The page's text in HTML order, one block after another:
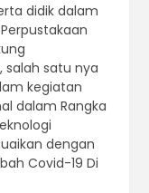
didik dalam
salah satu nya
kegiatan
dalam Rangka
dengan
Covid-19 Di